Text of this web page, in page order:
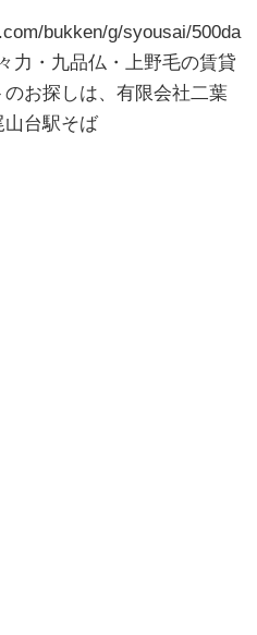
bukken/g/syousai/500da
力・九品仏・上野毛の賃貸
お探しは、有限会社二葉
山台駅そば